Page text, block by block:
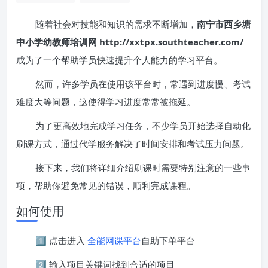
随着社会对技能和知识的需求不断增加， 南宁市西乡塘
中小学幼教师培训网 http://xxtpx.southteacher.com/
成为了一个帮助学员快速提升个人能力的学习平台。
然而，许多学员在使用该平台时，常遇到进度慢、考试
难度大等问题，这使得学习进度常常被拖延。
为了更高效地完成学习任务，不少学员开始选择自动化
刷课方式，通过代学服务解决了时间安排和考试压力问题。
接下来，我们将详细介绍刷课时需要特别注意的一些事
项，帮助你避免常见的错误，顺利完成课程。
如何使用
1️⃣ 点击进入 全能网课平台自助下单平台
2️⃣ 输入项目关键词找到合适的项目